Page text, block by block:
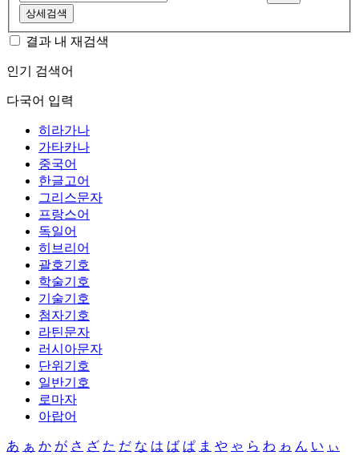
상세검색
결과 내 재검색
인기 검색어
다국어 입력
히라가나
가타카나
중국어
한글고어
그리스문자
프랑스어
독일어
히브리어
괄호기호
학술기호
기술기호
첨자기호
라틴문자
러시아문자
단위기호
일반기호
로마자
아랍어
あ ぁ か が さ ざ た だ な は ば ぱ ま や ゃ ら わ ゎ ん い ぃ